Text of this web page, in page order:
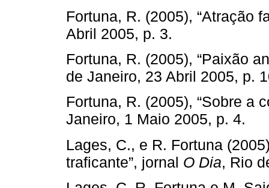
Fortuna, R. (2005), “Atração
Abril 2005, p. 3.
Fortuna, R. (2005), “Paixão
de Janeiro, 23 Abril 2005, p.
Fortuna, R. (2005), “Sobre a
Janeiro, 1 Maio 2005, p. 4.
Lages, C., e R. Fortuna
traficante”, jornal O Dia, Rio